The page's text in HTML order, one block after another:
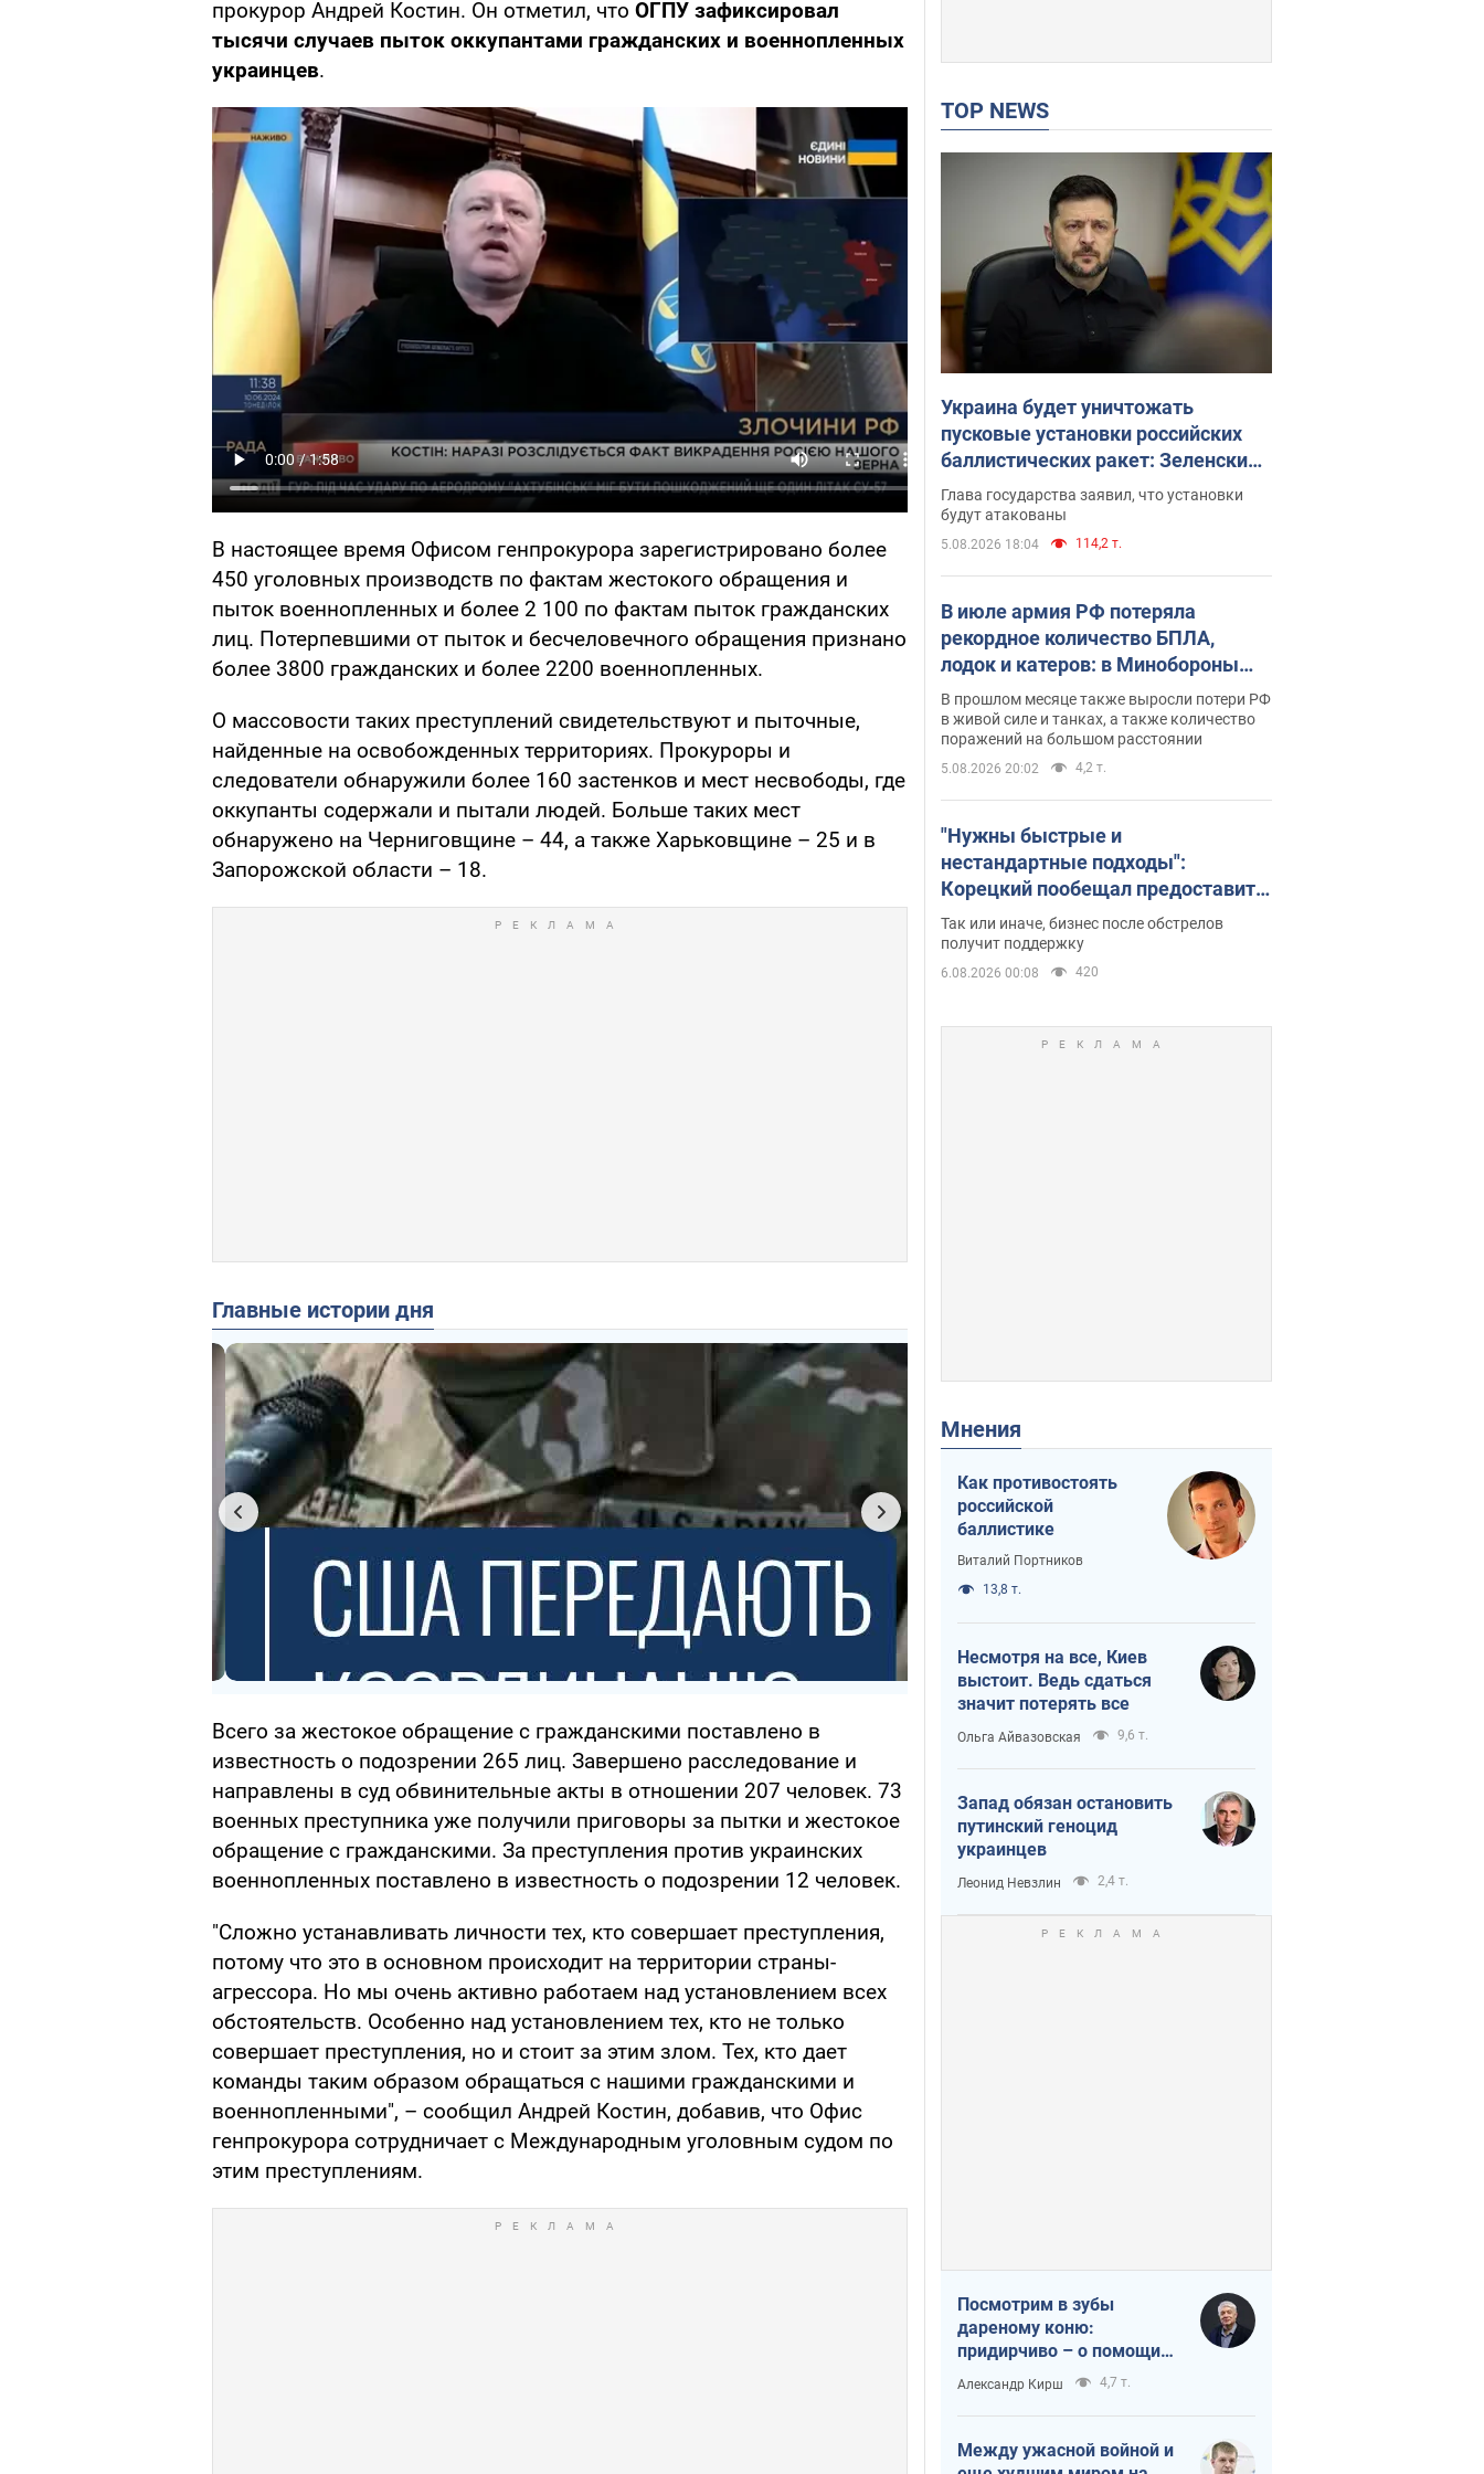
прокурор Андрей Костин. Он отметил, что ОГПУ зафиксировал
тысячи случаев пыток оккупантами гражданских и военнопленных
украинцев.
В настоящее время Офисом генпрокурора зарегистрировано более
450 уголовных производств по фактам жестокого обращения и
пыток военнопленных и более 2 100 по фактам пыток гражданских
лиц. Потерпевшими от пыток и бесчеловечного обращения признано
более 3800 гражданских и более 2200 военнопленных.
О массовости таких преступлений свидетельствуют и пыточные,
найденные на освобожденных территориях. Прокуроры и
следователи обнаружили более 160 застенков и мест несвободы, где
оккупанты содержали и пытали людей. Больше таких мест
обнаружено на Черниговщине – 44, а также Харьковщине – 25 и в
Запорожской области – 18.
Главные истории дня
Всего за жестокое обращение с гражданскими поставлено в
известность о подозрении 265 лиц. Завершено расследование и
направлены в суд обвинительные акты в отношении 207 человек. 73
военных преступника уже получили приговоры за пытки и жестокое
обращение с гражданскими. За преступления против украинских
военнопленных поставлено в известность о подозрении 12 человек.
"Сложно устанавливать личности тех, кто совершает преступления,
потому что это в основном происходит на территории страны-
агрессора. Но мы очень активно работаем над установлением всех
обстоятельств. Особенно над установлением тех, кто не только
совершает преступления, но и стоит за этим злом. Тех, кто дает
команды таким образом обращаться с нашими гражданскими и
военнопленными", – сообщил Андрей Костин, добавив, что Офис
генпрокурора сотрудничает с Международным уголовным судом по
этим преступлениям.
TOP NEWS
Украина будет уничтожать
пусковые установки российских
баллистических ракет: Зеленский
провел заседание СНБО
Глава государства заявил, что установки
будут атакованы
5.08.2026 18:04 114,2 т.
В июле армия РФ потеряла
рекордное количество БПЛА,
лодок и катеров: в Минобороны
обнародовали статистику
В прошлом месяце также выросли потери РФ
в живой силе и танках, а также количество
поражений на большом расстоянии
5.08.2026 20:02 4,2 т.
"Нужны быстрые и
нестандартные подходы":
Корецкий пообещал предоставить
бизнесу приоритетный доступ к
имеющимся складским
помещениям
Так или иначе, бизнес после обстрелов
получит поддержку
6.08.2026 00:08 420
Мнения
Как противостоять
российской
баллистике
Виталий Портников
13,8 т.
Несмотря на все, Киев
выстоит. Ведь сдаться
значит потерять все
Ольга Айвазовская 9,6 т.
Запад обязан остановить
путинский геноцид
украинцев
Леонид Невзлин 2,4 т.
Посмотрим в зубы
дареному коню:
придирчиво – о помощи
Украине
Александр Кирш 4,7 т.
Между ужасной войной и